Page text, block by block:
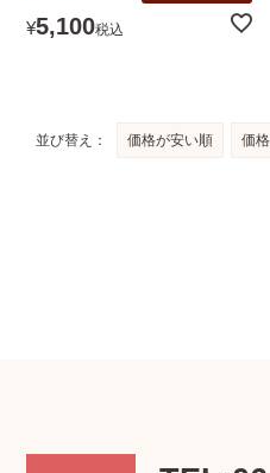
¥5,100税込
並び替え 価格が安い順 価